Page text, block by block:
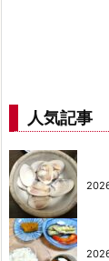
人気記事